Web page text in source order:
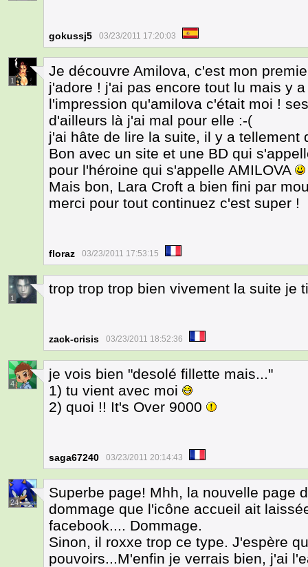
gokussj5 03/23/2011 17:20:03
1
Je découvre Amilova, c'est mon
j'adore ! j'ai pas encore tout lu mais y
l'impression qu'amilova c'était moi !
d'ailleurs là j'ai mal pour elle :-(
j'ai hâte de lire la suite, il y a tellement
Bon avec un site et une BD qui
pour l'héroine qui s'appelle AMILOVA
Mais bon, Lara Croft a bien fini par
merci pour tout continuez c'est super !
floraz 03/23/2011 17:53:15
1
trop trop trop bien vivement la suite je
zack-crisis 03/23/2011 18:52:36
4
je vois bien "desolé fillette mais..."
1) tu vient avec moi
2) quoi !! It's Over 9000
saga67240 03/23/2011 20:14:43
24
Superbe page! Mhh, la nouvelle page
dommage que l'icône accueil ait
facebook.... Dommage.
Sinon, il roxxe trop ce type. J'espère
pouvoirs...M'enfin je verrais bien, j'ai